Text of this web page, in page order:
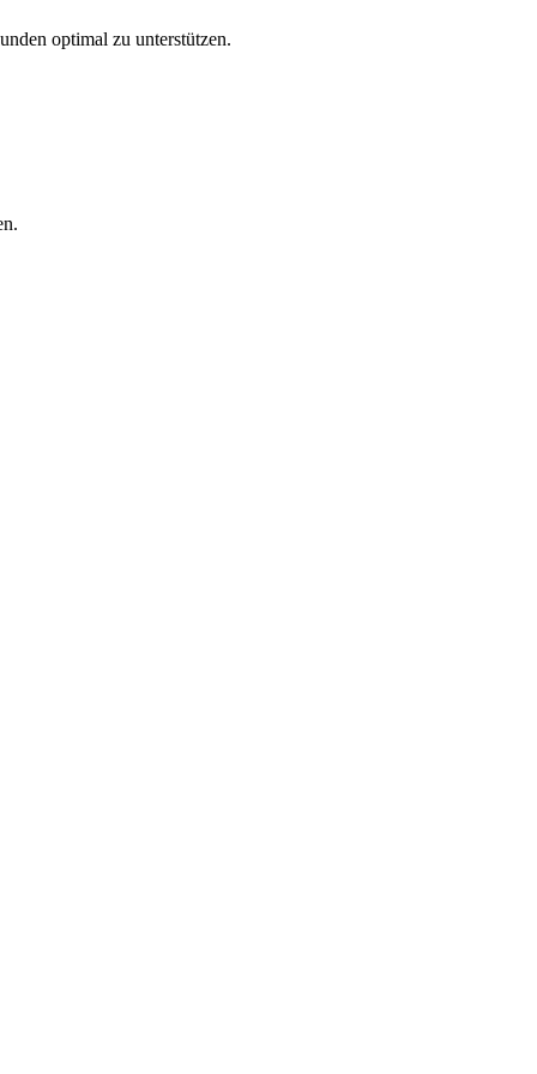
optimal zu unterstützen.